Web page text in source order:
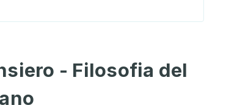
- Filosofia del